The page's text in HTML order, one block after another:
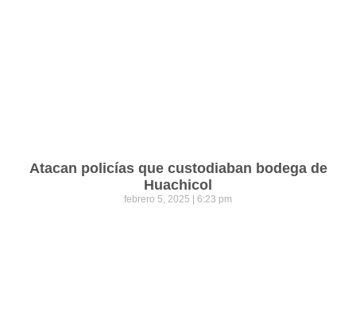
Atacan policías que custodiaban bodega de
Huachicol
febrero 5, 2025 6:23 pm